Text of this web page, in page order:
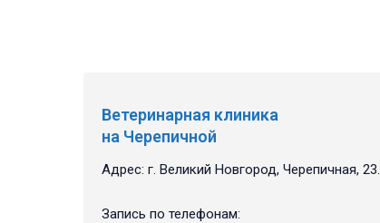
Ветеринарная клиника
на Черепичной
Адрес: г. Великий Новгород, Черепичная, 23.
Запись по телефонам: